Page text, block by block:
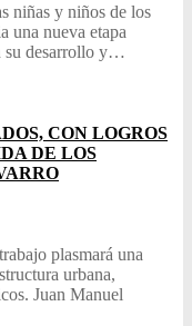
niñas y niños de los
una nueva etapa
su desarrollo y…
CON LOGROS
DE LOS
plasmará una
urbana,
Juan Manuel